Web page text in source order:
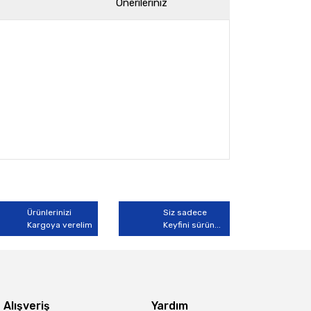
Önerileriniz
tarafımıza iletebilirsiniz.
Ürünlerinizi
Kargoya verelim
Siz sadece
Keyfini sürün...
Alışveriş Yardım